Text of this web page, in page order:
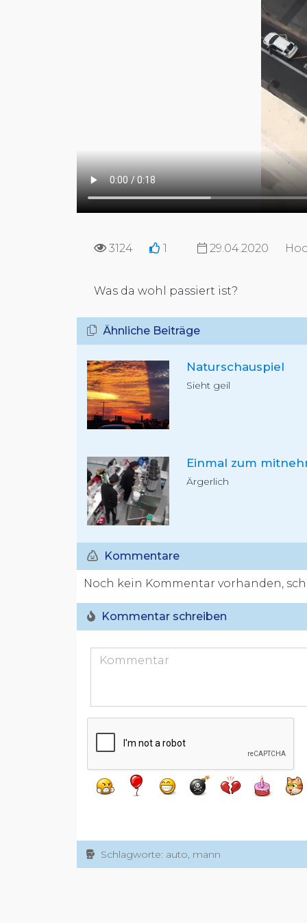
3124 1 29.04.2020
Was da wohl passiert ist?
Ähnliche Beiträge
Naturschauspiel
Sieht geil
Einmal zum
Ärgerlich
Kommentare
Noch kein Kommentar vorhanden,
Kommentar schreiben
Schlagworte: auto, mann